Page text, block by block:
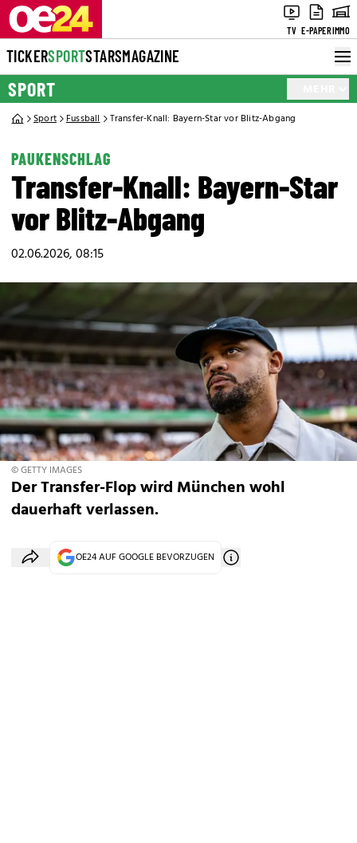
TV E-PAPERIMMO
TICKERSPORTSTARSMAGAZINE
SPORT
Sport Fussball Transfer-Knall: Bayern-Star vor Blitz-Abgang
PAUKENSCHLAG
Transfer-Knall: Bayern-Star
vor Blitz-Abgang
02.06.2026, 08:15
© GETTY IMAGES
Der Transfer-Flop wird München wohl
dauerhaft verlassen.
OE24 AUF GOOGLE BEVORZUGEN